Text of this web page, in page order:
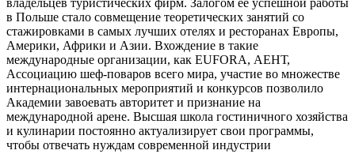
в Польше стало совмещение теоретических занятий со
стажировками в самых лучших отелях и ресторанах Европы,
Америки, Африки и Азии. Вхождение в такие
международные организации, как EUFORA, АЕНТ,
Ассоциацию шеф-поваров всего мира, участие во множестве
интернациональных мероприятий и конкурсов позволило
Академии завоевать авторитет и признание на
международной арене. Высшая школа гостиничного хозяйства
и кулинарии постоянно актуализирует свои программы,
чтобы отвечать нуждам современной индустрии